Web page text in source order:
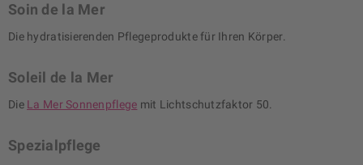
Soin de la Mer
Die hydratisierenden Pflegeprodukte für Ihren Körper.
Soleil de la Mer
Die La Mer Sonnenpflege mit Lichtschutzfaktor 50.
Spezialpflege